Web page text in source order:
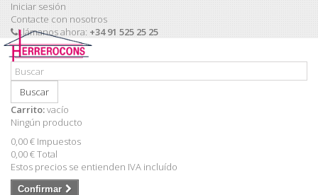
Iniciar sesión
Contacte con nosotros
Llámanos ahora: +34 91 525 25 25
Buscar
Carrito:vacío
Ningún producto
0,00 € Impuestos
0,00 €Total
Estos precios se entienden IVA incluído
Confirmar